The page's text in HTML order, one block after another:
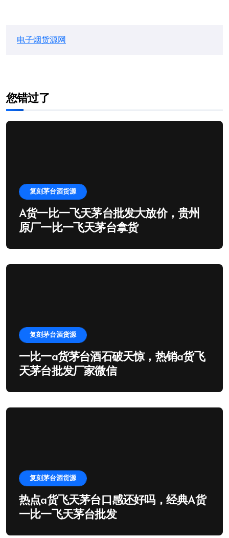
电子烟货源网
您错过了
复刻茅台酒货源
A货一比一飞天茅台批发大放价，贵州
原厂一比一飞天茅台拿货
复刻茅台酒货源
一比一a货茅台酒石破天惊，热销a货飞
天茅台批发厂家微信
复刻茅台酒货源
热点a货飞天茅台口感还好吗，经典A货
一比一飞天茅台批发